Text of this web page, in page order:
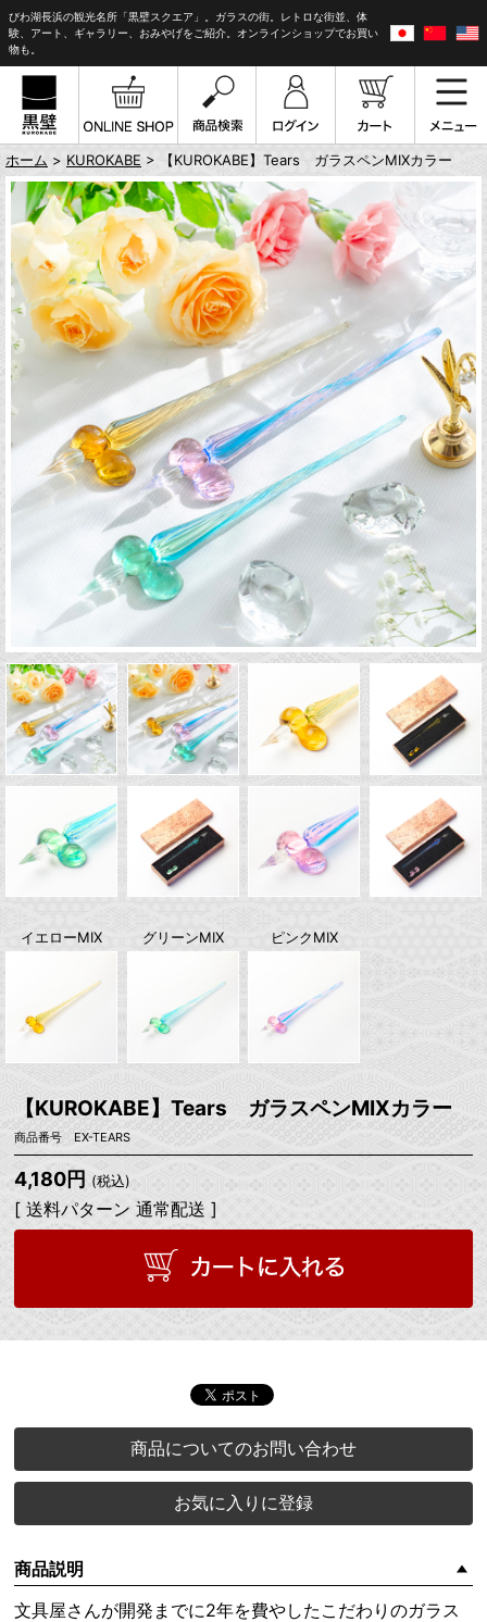
びわ湖長浜の観光名所「黒壁スクエア」。ガラスの街。レトロな街並、体
験、アート、ギャラリー、おみやげをご紹介。オンラインショップでお買い
物も。
ホーム > KUROKABE > 【KUROKABE】Tears ガラスペンMIXカラー
イエローMIX グリーンMIX ピンクMIX
【KUROKABE】Tears ガラスペンMIXカラー
商品番号 EX-TEARS
4,180円 (税込)
[ 送料パターン 通常配送 ]
商品についてのお問い合わせ
お気に入りに登録
商品説明
文具屋さんが開発までに2年を費やしたこだわりのガラス